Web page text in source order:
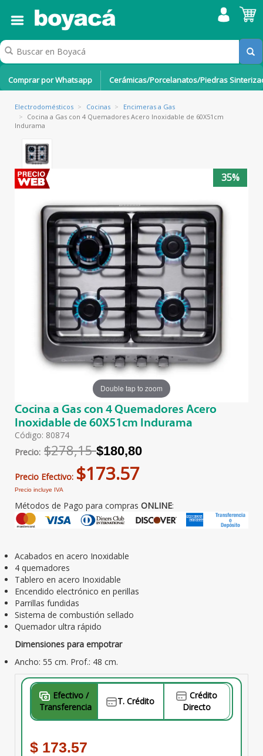
Comprar por Whatsapp Cerámicas/Porcelanatos/Piedras
Electrodomésticos > Cocinas >
Encimeras a Gas
> Cocina a Gas con 4 Quemadores Acero Inoxidable de 60X51cm
Indurama
35%
Double tap to zoom
Cocina a Gas con 4 Quemadores Acero
Inoxidable de 60X51cm Indurama
Código: 80874
Precio: $278,15$180,80
Precio Efectivo: $173.57
Precio incluye IVA
Métodos de Pago para compras ONLINE:
Acabados en acero Inoxidable
4 quemadores
Tablero en acero Inoxidable
Encendido electrónico en perillas
Parrillas fundidas
Sistema de combustión sellado
Quemador ultra rápido
Dimensiones para empotrar
Ancho: 55 cm. Prof.: 48 cm.
Transferencia
T. Crédito
Crédito
Directo
$ 173.57